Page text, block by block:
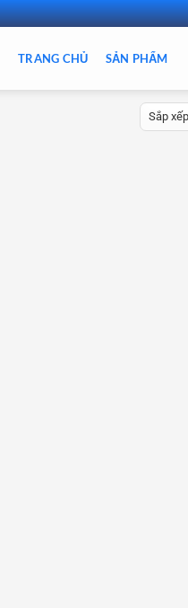
TRANG CHỦ SẢN PHẨM